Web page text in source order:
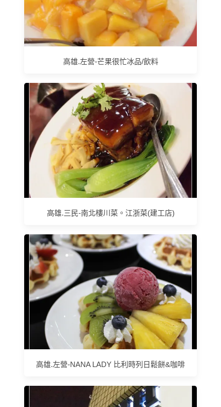
高雄.左營-芒果很忙冰品/飲料
高雄.三民-南北樓川菜。江浙菜(建工店)
高雄.左營-NANA LADY 比利時列日鬆餅&咖啡